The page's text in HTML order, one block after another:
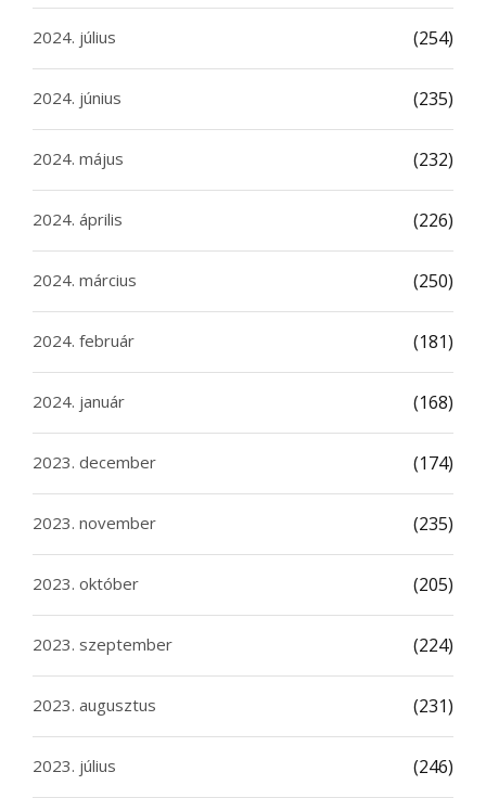
2024. július (254)
2024. június (235)
2024. május (232)
2024. április (226)
2024. március (250)
2024. február (181)
2024. január (168)
2023. december (174)
2023. november (235)
2023. október (205)
2023. szeptember (224)
2023. augusztus (231)
2023. július (246)